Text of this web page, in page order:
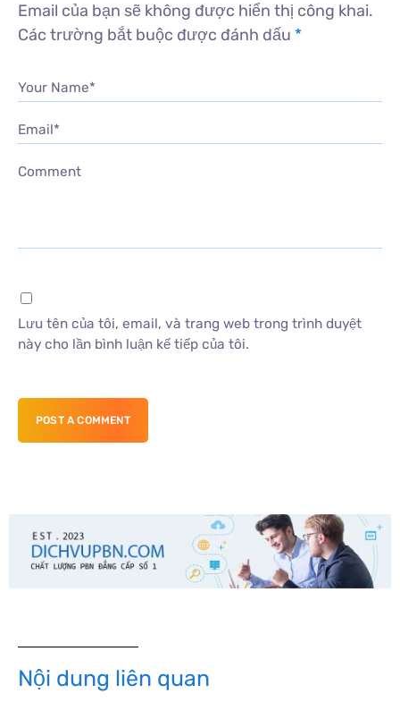
Email của bạn sẽ không được hiển thị công khai.
Các trường bắt buộc được đánh dấu *
Your Name*
Email*
Comment
Lưu tên của tôi, email, và trang web trong trình duyệt
này cho lần bình luận kế tiếp của tôi.
POST A COMMENT
Nội dung liên quan